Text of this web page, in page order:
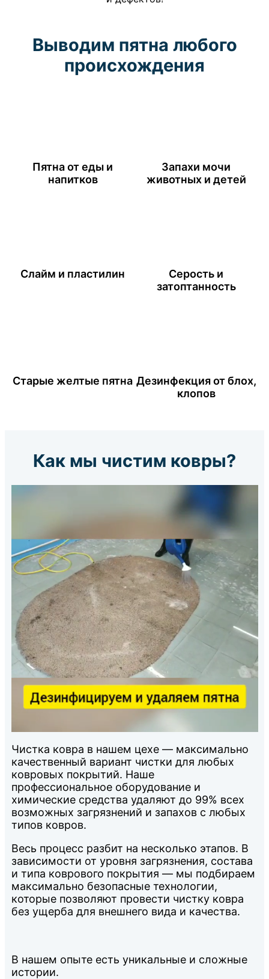
Выводим пятна любого
происхождения
Пятна от еды и
напитков
Запахи мочи
животных и детей
Слайм и пластилин
Серость и
затоптанность
Старые желтые пятна Дезинфекция от блох,
клопов
Как мы чистим ковры?
Чистка ковра в нашем цехе — максимально
качественный вариант чистки для любых
ковровых покрытий. Наше
профессиональное оборудование и
химические средства удаляют до 99% всех
возможных загрязнений и запахов с любых
типов ковров.
Весь процесс разбит на несколько этапов. В
зависимости от уровня загрязнения, состава
и типа коврового покрытия — мы подбираем
максимально безопасные технологии,
которые позволяют провести чистку ковра
без ущерба для внешнего вида и качества.
В нашем опыте есть уникальные и сложные
истории.